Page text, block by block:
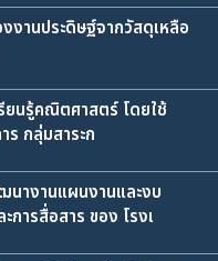
งานประดิษฐ์จากวัสดุเหลือ
ยนรู้คณิตศาสตร์ โดยใช้
ร กลุ่มสาระก
นางานแผนงานและงบ
การสื่อสาร ของ โรงเ